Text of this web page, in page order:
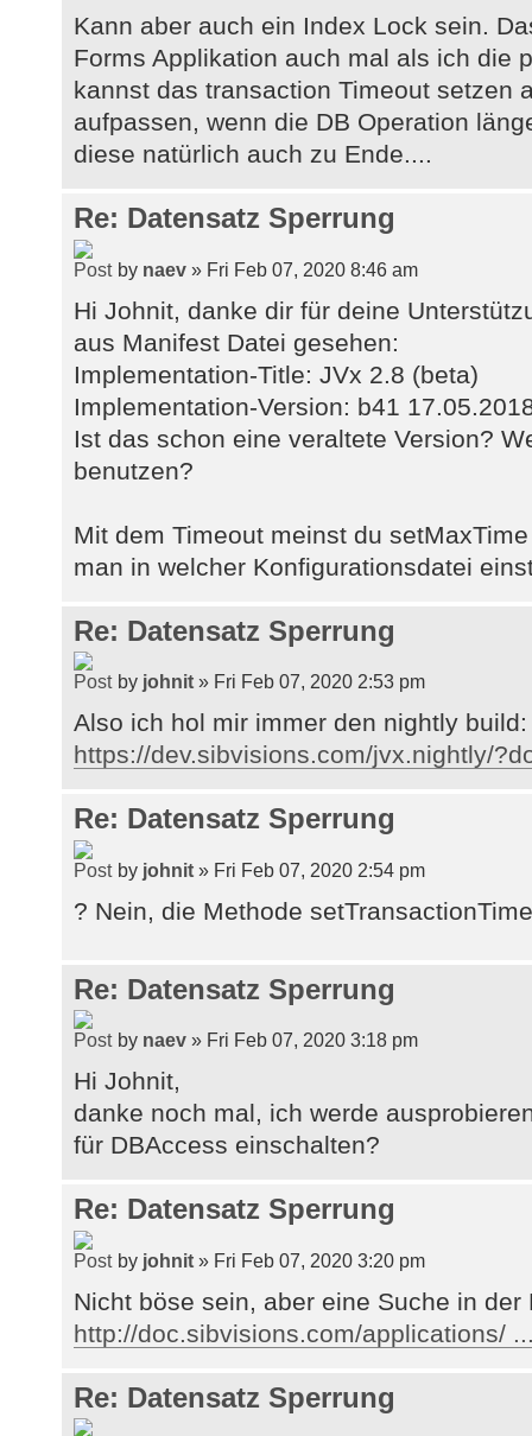
Kann aber auch ein Index Lock sein.
Forms Applikation auch mal als ich die
kannst das transaction Timeout setzen
aufpassen, wenn die DB Operation
diese natürlich auch zu Ende....
Re: Datensatz Sperrung
by naev » Fri Feb 07, 2020 8:46 am
Hi Johnit, danke dir für deine
aus Manifest Datei gesehen:
Implementation-Title: JVx 2.8 (beta)
Implementation-Version: b41
Ist das schon eine veraltete Version?
benutzen?
Mit dem Timeout meinst du
man in welcher Konfigurationsdatei
Re: Datensatz Sperrung
by johnit » Fri Feb 07, 2020 2:53 pm
Also ich hol mir immer den nightly build:
https://dev.sibvisions.com/jvx.nightly/
Re: Datensatz Sperrung
by johnit » Fri Feb 07, 2020 2:54 pm
? Nein, die Methode
Re: Datensatz Sperrung
by naev » Fri Feb 07, 2020 3:18 pm
Hi Johnit,
danke noch mal, ich werde
für DBAccess einschalten?
Re: Datensatz Sperrung
by johnit » Fri Feb 07, 2020 3:20 pm
Nicht böse sein, aber eine Suche in
http://doc.sibvisions.com/applications/
Re: Datensatz Sperrung